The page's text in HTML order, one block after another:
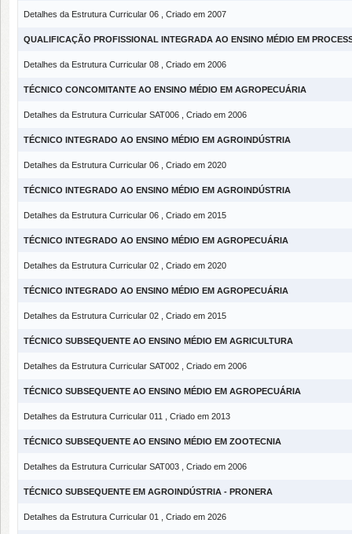
Detalhes da Estrutura Curricular 06 , Criado em 2007
QUALIFICAÇÃO PROFISSIONAL INTEGRADA AO ENSINO MÉDIO EM
Detalhes da Estrutura Curricular 08 , Criado em 2006
TÉCNICO CONCOMITANTE AO ENSINO MÉDIO EM AGROPECUÁRIA
Detalhes da Estrutura Curricular SAT006 , Criado em 2006
TÉCNICO INTEGRADO AO ENSINO MÉDIO EM AGROINDÚSTRIA
Detalhes da Estrutura Curricular 06 , Criado em 2020
TÉCNICO INTEGRADO AO ENSINO MÉDIO EM AGROINDÚSTRIA
Detalhes da Estrutura Curricular 06 , Criado em 2015
TÉCNICO INTEGRADO AO ENSINO MÉDIO EM AGROPECUÁRIA
Detalhes da Estrutura Curricular 02 , Criado em 2020
TÉCNICO INTEGRADO AO ENSINO MÉDIO EM AGROPECUÁRIA
Detalhes da Estrutura Curricular 02 , Criado em 2015
TÉCNICO SUBSEQUENTE AO ENSINO MÉDIO EM AGRICULTURA
Detalhes da Estrutura Curricular SAT002 , Criado em 2006
TÉCNICO SUBSEQUENTE AO ENSINO MÉDIO EM AGROPECUÁRIA
Detalhes da Estrutura Curricular 011 , Criado em 2013
TÉCNICO SUBSEQUENTE AO ENSINO MÉDIO EM ZOOTECNIA
Detalhes da Estrutura Curricular SAT003 , Criado em 2006
TÉCNICO SUBSEQUENTE EM AGROINDÚSTRIA - PRONERA
Detalhes da Estrutura Curricular 01 , Criado em 2026